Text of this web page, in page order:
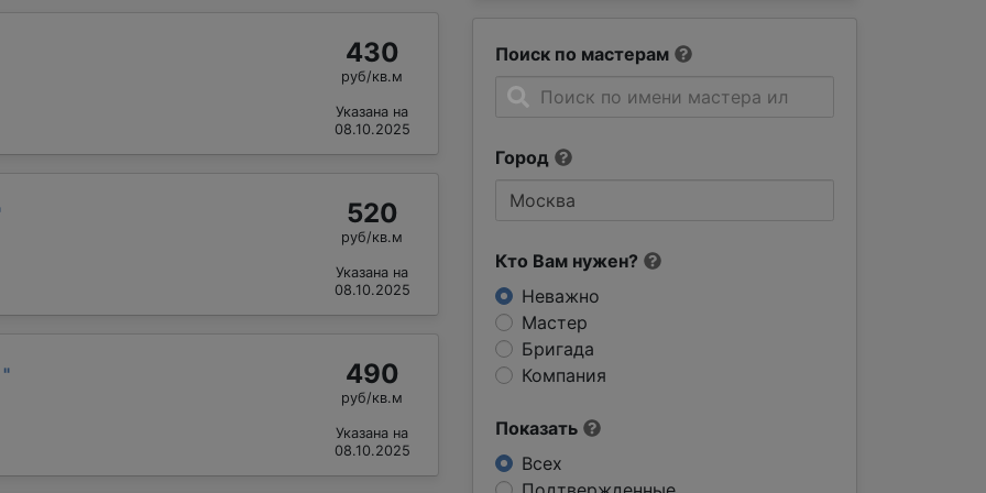
Поиск по мастерам
Город
Кто Вам нужен?
Неважно
Мастер
Бригада
Компания
Показать
Всех
430
руб/кв.м
Указана на
08.10.2025
520
руб/кв.м
Указана на
08.10.2025
" 490
руб/кв.м
Указана на
08.10.2025